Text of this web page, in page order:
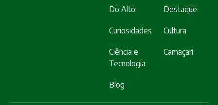
Do Alto Destaque
Curiosidades Cultura
Ciência e
Tecnologia
Camaçari
Blog